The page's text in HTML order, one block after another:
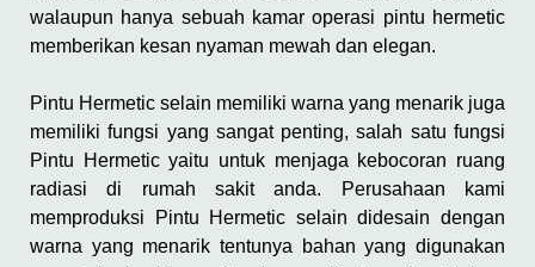
walaupun hanya sebuah kamar operasi pintu hermetic
memberikan kesan nyaman mewah dan elegan.
Pintu Hermetic selain memiliki warna yang menarik juga
memiliki fungsi yang sangat penting, salah satu fungsi
Pintu Hermetic yaitu untuk menjaga kebocoran ruang
radiasi di rumah sakit anda. Perusahaan kami
memproduksi Pintu Hermetic selain didesain dengan
warna yang menarik tentunya bahan yang digunakan